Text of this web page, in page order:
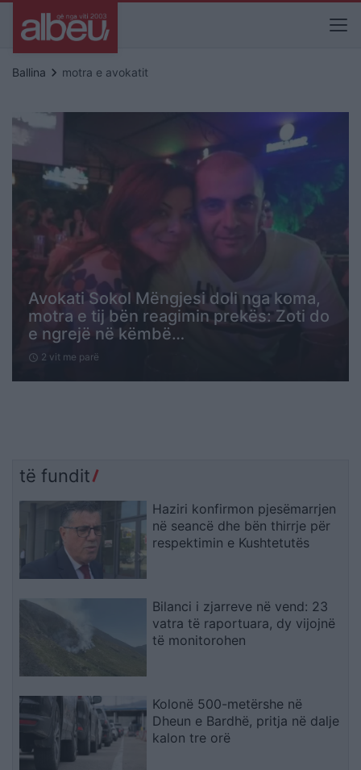
Ballina keyboard_arrow_right motra e avokatit
Avokati Sokol Mëngjesi doli nga koma,
motra e tij bën reagimin prekës: Zoti do
e ngrejë në këmbë…
schedule 2 vit me parë
të fundit
Haziri konfirmon pjesëmarrjen
në seancë dhe bën thirrje për
respektimin e Kushtetutës
Bilanci i zjarreve në vend: 23
vatra të raportuara, dy vijojnë
të monitorohen
Kolonë 500-metërshe në
Dheun e Bardhë, pritja në dalje
kalon tre orë